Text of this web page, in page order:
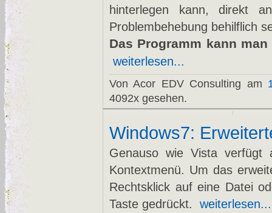
hinterlegen kann, direkt
Problembehebung behilflich
Das Programm kann
weiterlesen...
Von Acor EDV Consulting am
4092x gesehen.
Windows7:
Genauso wie Vista verfügt
Kontextmenü. Um das
Rechtsklick auf eine Datei
Taste gedrückt.
weiterlesen...